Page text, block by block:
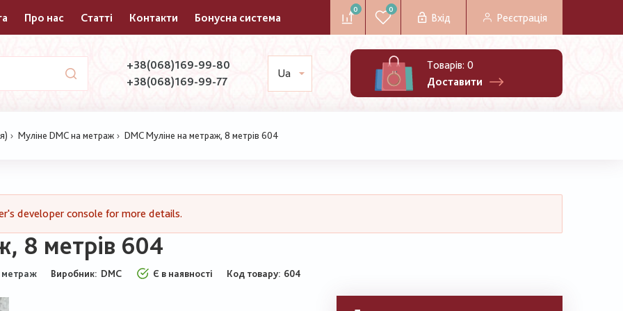
Про нас Статті Контакти Бонусна система
0 0
Вхід Реєстрація
+38(068)169-99-80
+38(068)169-99-77
Ua
Товарів: 0
Доставити
Муліне DMC на метраж DMC Муліне на метраж, 8 метрів 604
developer console for more details.
8 метрів 604
метраж Виробник: DMC Є в наявності Код товару 604